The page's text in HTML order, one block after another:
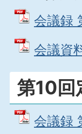
会議録
会議資
第10回
会議録